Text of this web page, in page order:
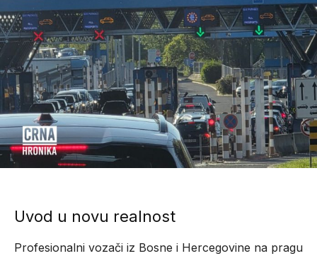
Uvod u novu realnost
Profesionalni vozači iz Bosne i Hercegovine na pragu